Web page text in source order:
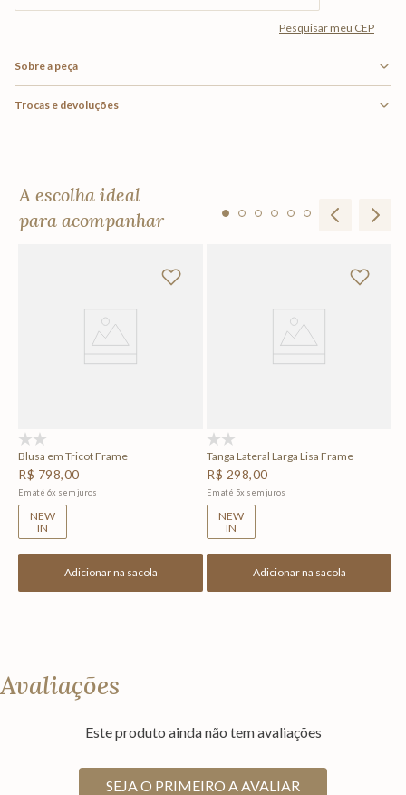
Sobre a peça
Trocas e devoluções
A escolha ideal
para acompanhar
Blusa em Tricot Frame
R$ 798,00
Em até 6x sem juros
NEW
IN
Adicionar na sacola
Tanga Lateral Larga Lisa Frame
R$ 298,00
Em até 5x sem juros
NEW
IN
Adicionar na sacola
Avaliações
Este produto ainda não tem avaliações
SEJA O PRIMEIRO A AVALIAR